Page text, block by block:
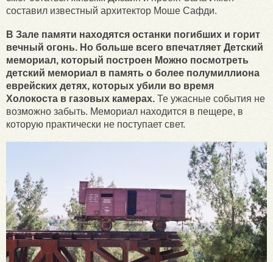
составил известный архитектор Моше Сафди.
В Зале памяти находятся останки погибших и горит
вечный огонь. Но больше всего впечатляет Детский
мемориал, который построен Можно посмотреть
детский мемориал в память о более полумиллиона
еврейских детях, которых убили во время
Холокоста в газовых камерах. Те ужасные события не
возможно забыть. Мемориал находится в пещере, в
которую практически не поступает свет.